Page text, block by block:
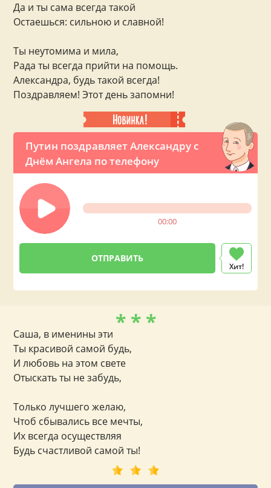
Путин поздравляет Александру с
Днём Ангела по телефону
00:00
Хит!
Да и ты сама всегда такой
Остаешься: сильною и славной!
Ты неутомима и мила,
Рада ты всегда прийти на помощь.
Александра, будь такой всегда!
Поздравляем! Этот день запомни!
* * *
Саша, в именины эти
Ты красивой самой будь,
И любовь на этом свете
Отыскать ты не забудь,
Только лучшего желаю,
Чтоб сбывались все мечты,
Их всегда осуществляя
Будь счастливой самой ты!